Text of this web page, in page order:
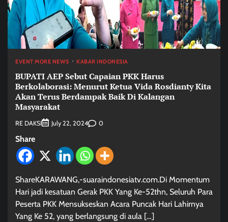
EVENT MORE NEWS KABAR INDONESIA
BUPATI AEP Sebut Capaian PKK Harus
Berkolaborasi: Menurut Ketua Vida Rosdianty Kita
Akan Terus Berdampak Baik Di Kalangan
Masyarakat
RE DAKSI July 22, 2024 0
Share
ShareKARAWANG,-suaraindonesiatv.com.Di Momentum
Hari jadi kesatuan Gerak PKK Yang Ke-52thn, Seluruh Para
Peserta PKK Mensukseskan Acara Puncak Hari Lahirnya
Yang Ke 52, yang berlangsung di aula […]